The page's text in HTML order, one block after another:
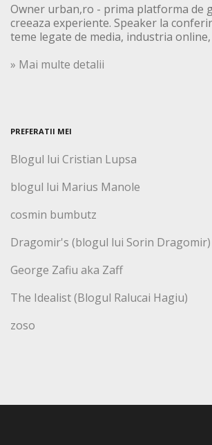
Owner urban,ro - prima platforma de
creeaza experiente. Speaker la
teme legate de media, industria
» Mai multe detalii
PREFERATII MEI
Blogul lui Cristian Lupsa
blogul lui Marius Manole
cosmin bumbutz
Dragomir's (blogul lui Sorin Dragomir)
George Zafiu aka Zaff
The Idealist (Blogul Ralucai Hagiu)
zoso